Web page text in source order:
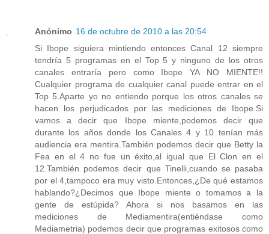
Anónimo 16 de octubre de 2010 a las 20:54
Si Ibope siguiera mintiendo entonces Canal 12 siempre
tendría 5 programas en el Top 5 y ninguno de los otros
canales entraría pero como Ibope YA NO MIENTE!!
Cualquier programa de cualquier canal puede entrar en el
Top 5.Aparte yo no entiendo porque los otros canales se
hacen los perjudicados por las mediciones de Ibope.Si
vamos a decir que Ibope miente,podemos decir que
durante los años donde los Canales 4 y 10 tenían más
audiencia era mentira.También podemos decir que Betty la
Fea en el 4 no fue un éxito,al igual que El Clon en el
12.También podemos decir que Tinelli,cuando se pasaba
por el 4,tampoco era muy visto.Entonces,¿De qué estamos
hablando?¿Decimos que Ibope miente o tomamos a la
gente de estúpida? Ahora si nos basamos en las
mediciones de Mediamentira(entiéndase como
Mediametria) podemos decir que programas exitosos como